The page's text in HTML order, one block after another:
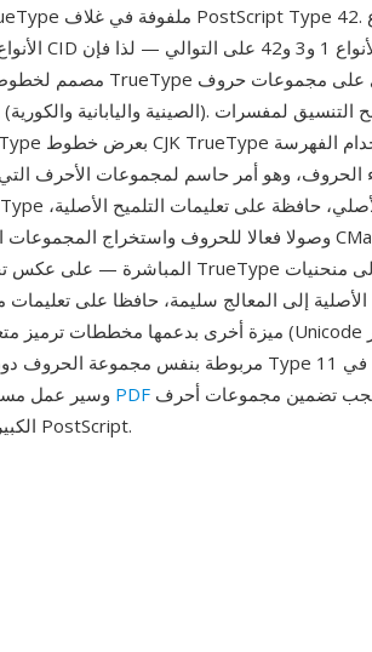
PDF
TrueType الكبيرة في مخرجات مشتقة من PostScript.